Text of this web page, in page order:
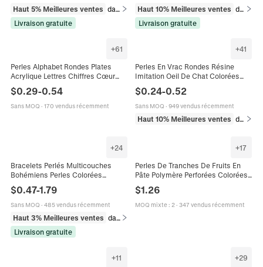
Haut 5% Meilleures ventes
dans Perles
Livraison gratuite
Haut 10% Meilleures ventes
dans Perles
Livraison gratuite
+61
Perles Alphabet Rondes Plates
Acrylique Lettres Chiffres Cœur
Étoile Motif Perles D'Espacement
Colorées Pour La Fabrication De
Bijoux Bricolage Bracelet Collier
$0.29-0.54
Sans MOQ · 170 vendus récemment
+41
Perles En Vrac Rondes Résine
Imitation Oeil De Chat Colorées
Pré-Percées Pour Fabrication De
Bijoux DIY Bracelet Collier
$0.24-0.52
Sans MOQ · 949 vendus récemment
Haut 10% Meilleures ventes dans Perles
+24
Bracelets Perlés Multicouches
Bohémiens Perles Colorées
Faits Main Pour Femmes
$0.47-1.79
Sans MOQ · 485 vendus récemment
Haut 3% Meilleures ventes
Livraison gratuite
+17
Perles De Tranches De Fruits En
Pâte Polymère Perforées Colorées
Fabrication De Bijoux DIY
$1.26
MOQ mixte: 2· 347 vendus récemment
+11 +29